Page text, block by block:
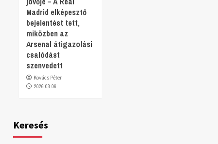
Madrid elképesztő
bejelentést tett,
miközben az
Arsenal átigazolási
csalódást
szenvedett
Kovács Péter
2026.08.06.
Keresés